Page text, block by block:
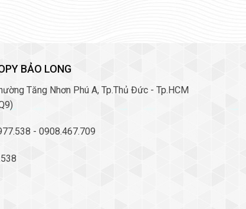
BẢO LONG
Tăng Nhơn Phú A, Tp.Thủ Đức - Tp.HCM
- 0908.467.709